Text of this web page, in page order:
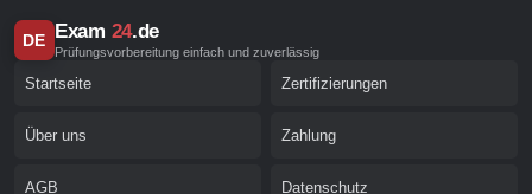
DE Exam 24.de
Prüfungsvorbereitung einfach und zuverlässig
Startseite Zertifizierungen
Über uns Zahlung
AGB Datenschutz